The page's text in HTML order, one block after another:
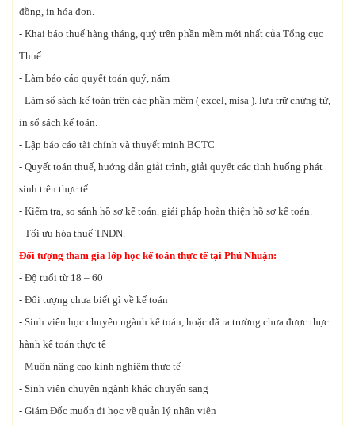
đồng, in hóa đơn.
- Khai báo thuế hàng tháng, quý trên phần mềm mới nhất của Tổng cục
Thuế
- Làm báo cáo quyết toán quý, năm
- Làm sổ sách kế toán trên các phần mềm ( excel, misa ). lưu trữ chứng từ,
in sổ sách kế toán.
- Lập báo cáo tài chính và thuyết minh BCTC
- Quyết toán thuế, hướng dẫn giải trình, giải quyết các tình huống phát
sinh trên thực tế.
- Kiểm tra, so sánh hồ sơ kế toán. giải pháp hoàn thiện hồ sơ kế toán.
- Tối ưu hóa thuế TNDN.
Đối tượng tham gia lớp học kế toán thực tế tại Phú Nhuận:
- Độ tuổi từ 18 – 60
- Đối tượng chưa biết gì về kế toán
- Sinh viên học chuyên ngành kế toán, hoặc đã ra trường chưa được thực
hành kế toán thực tế
- Muốn nâng cao kinh nghiệm thực tế
- Sinh viên chuyên ngành khác chuyển sang
- Giám Đốc muốn đi học về quản lý nhân viên